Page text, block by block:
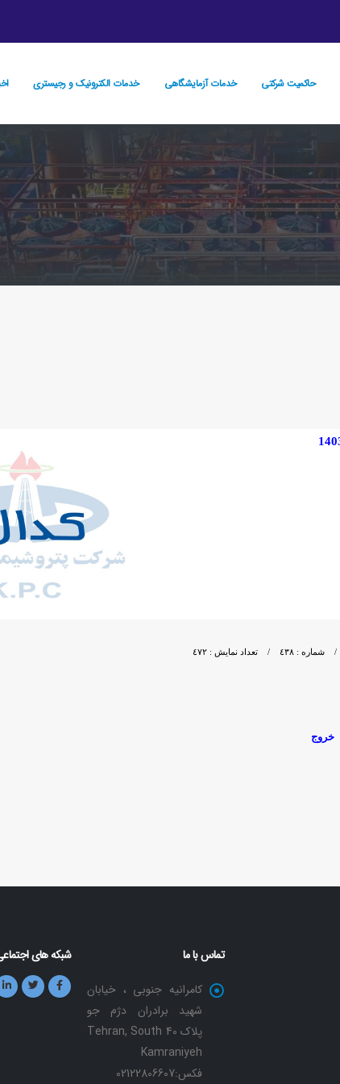
حاكميت شركتي خدمات آزمایشگاهی خدمات الکترونیک و رجيستري
خروج
تماس با ما
کامرانیه جنوبی ، خیابان
شهید برادران دژم جو
پلاک 40 Tehran, South
Kamraniyeh
فکس:02122806607
شبکه های